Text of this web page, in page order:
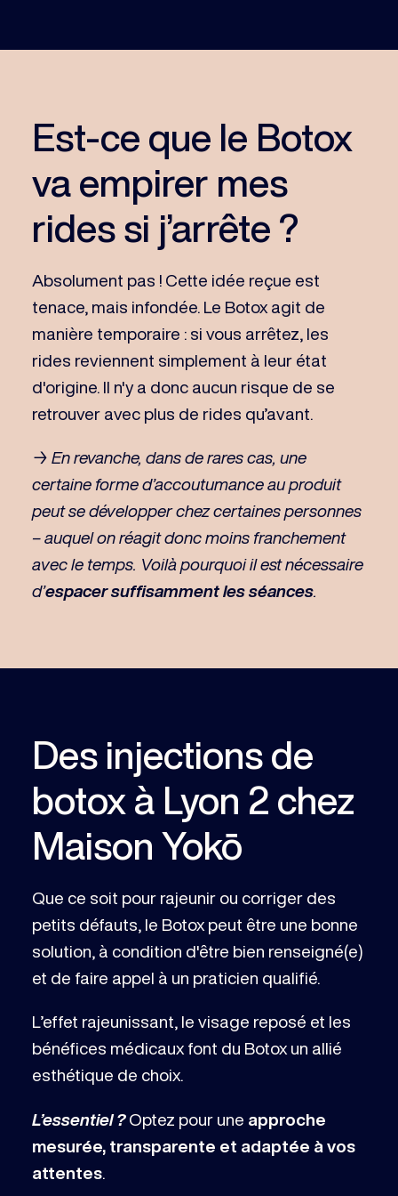
Est-ce que le Botox
va empirer mes
rides si j’arrête ?
Absolument pas ! Cette idée reçue est
tenace, mais infondée. Le Botox agit de
manière temporaire : si vous arrêtez, les
rides reviennent simplement à leur état
d'origine. Il n'y a donc aucun risque de se
retrouver avec plus de rides qu’avant.
→ En revanche, dans de rares cas, une
certaine forme d’accoutumance au produit
peut se développer chez certaines personnes
– auquel on réagit donc moins franchement
avec le temps. Voilà pourquoi il est nécessaire
d’espacer suffisamment les séances.
Des injections de
botox à Lyon 2 chez
Maison Yokō
Que ce soit pour rajeunir ou corriger des
petits défauts, le Botox peut être une bonne
solution, à condition d'être bien renseigné(e)
et de faire appel à un praticien qualifié.
L’effet rajeunissant, le visage reposé et les
bénéfices médicaux font du Botox un allié
esthétique de choix.
L’essentiel ?Optez pour une approche
mesurée, transparente et adaptée à vos
attentes.